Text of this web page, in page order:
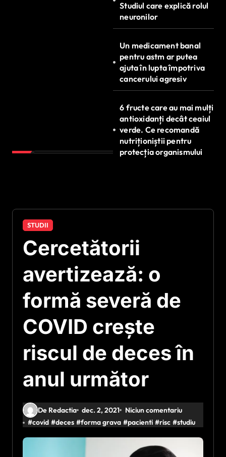
Studiul care explică rolul
neuronilor
Un medicament banal
pentru astm ar putea
ajuta în lupta împotriva
cancerului agresiv
6 fructe care au mai mulți
antioxidanți decât ceaiul
verde. Ce recomandă
nutriționiștii pentru
protecția organismului
STUDII
Cercetătorii
avertizează: o
formă severă de
COVID crește
riscul de deces în
anul următor
De Redactia dec. 2, 2021
Niciun comentariu
#covid #deces #forma grava #pacienti #risc #studiu